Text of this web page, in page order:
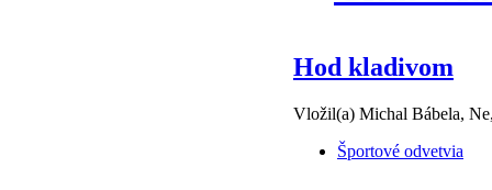
Hod kladivom
Vložil(a) Michal Bábela,
Športové odvetvia